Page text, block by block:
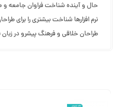
حال و آینده شناخت فراوان جامعه و
نرم افزارها شناخت بیشتری را برای
طراحان خلاقی و فرهنگ پیشرو در زبان